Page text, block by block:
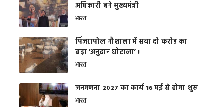
अधिकारी बने मुख्यमंत्री
भारत
​पिंजरापोल गौशाला में सवा दो करोड़ का
बड़ा ‘अनुदान घोटाला’ !
भारत
जनगणना 2027 का कार्य 16 मई से होगा शुरू
भारत